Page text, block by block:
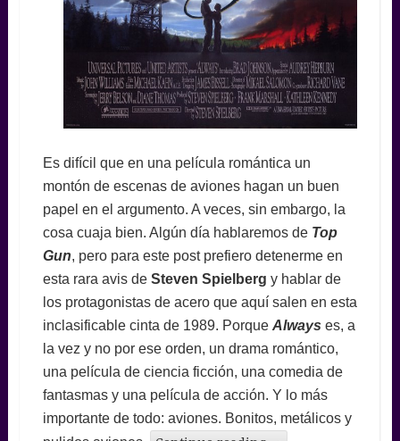
Es difícil que en una película romántica un
montón de escenas de aviones hagan un buen
papel en el argumento. A veces, sin embargo, la
cosa cuaja bien. Algún día hablaremos de Top
Gun, pero para este post prefiero detenerme en
esta rara avis de Steven Spielberg y hablar de
los protagonistas de acero que aquí salen en esta
inclasificable cinta de 1989. Porque Always es, a
la vez y no por ese orden, un drama romántico,
una película de ciencia ficción, una comedia de
fantasmas y una película de acción. Y lo más
importante de todo: aviones. Bonitos, metálicos y